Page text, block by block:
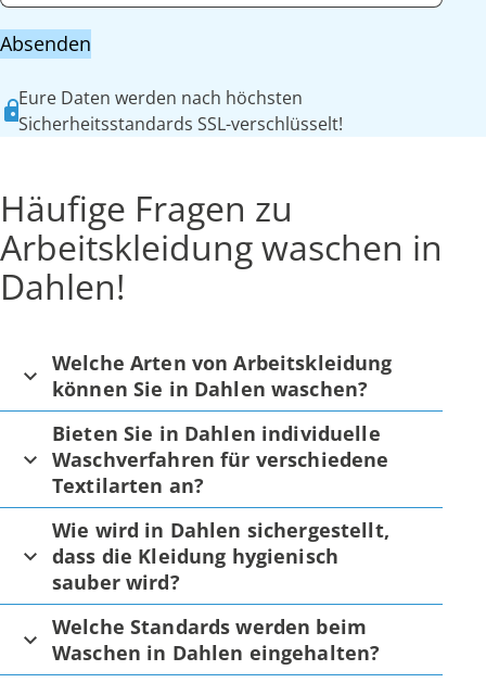
Absenden
Eure Daten werden nach höchsten
Sicherheitsstandards SSL-verschlüsselt!
Häufige Fragen zu
Arbeitskleidung waschen in
Dahlen!
Welche Arten von Arbeitskleidung
können Sie in Dahlen waschen?
Bieten Sie in Dahlen individuelle
Waschverfahren für verschiedene
Textilarten an?
Wie wird in Dahlen sichergestellt,
dass die Kleidung hygienisch
sauber wird?
Welche Standards werden beim
Waschen in Dahlen eingehalten?